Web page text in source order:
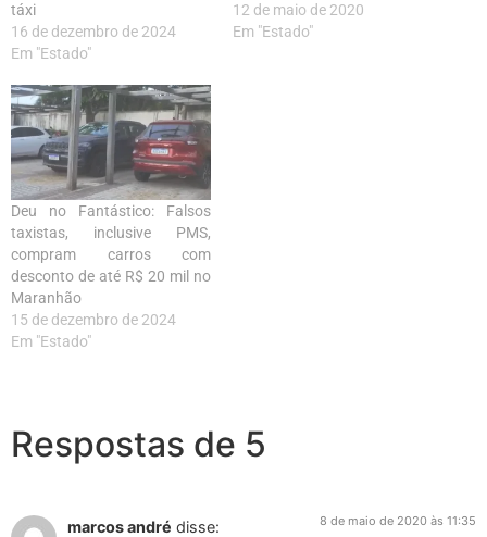
táxi
16 de dezembro de 2024
Em "Estado"
12 de maio de 2020
Em "Estado"
Deu no Fantástico: Falsos
taxistas, inclusive PMS,
compram carros com
desconto de até R$ 20 mil no
Maranhão
15 de dezembro de 2024
Em "Estado"
Respostas de 5
marcos andré disse: 8 de maio de 2020 às 11:35